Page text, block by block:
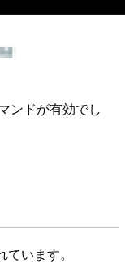
ンドが有効でし
います。